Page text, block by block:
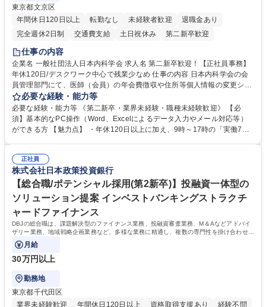
東京都文京区
年間休日120日以上
転勤なし 未経験者歓迎
退職金あり
完全週休2日制
交通費支給 土日祝休み 第二新卒歓迎
仕事の内容
企業名 一般社団法人日本内科学会 求人名 第二新卒歓迎！【正社員事務】
年休120日/デスクワーク中心で残業少なめ 仕事の内容 日本内科学会の会
員管理部門にて、医師（会員）の年会費徴収や住所等個人情報の変更シス
テム入力、電話・FAX対応をお任せします。将来的には、各種委員会の運
営事務局業務などにも幅広く携わっていただきます。 【会員管理・データ
入力業務】 ・医師（会員）の住所変更、個人情報のシステム登録・更新
・年会費の徴収管理や入金データの照合確認 【問い合わせ対応】 ・会員
年休120日/デスクワーク中心で残業少なめ
必要な経験・能力等
必要な経験・能力等 《第二新卒・業界未経験・職種未経験歓迎》 【必
須】基本的なPC操作（Word、Excelによるデータ入力やメール対応等）
ができる方 【魅力点】 ・年休120日以上に加え、9時～17時の「実働7時
整、資料作成、当日の運営サポート 学歴・資格 学歴：大学院 大学 語学
力： 資格：
正社員
株式会社日本政策投資銀行
【総合職/ポテンシャル採用(第2新卒)】投融資一体型の
ソリューション提案 インベストバンキングストラクチ
ャードファイナンス
DBJの総合職は、課題解決型のファイナンス業務、投融資審査業務、M＆Aなどアドバイ
ザリー業務、地域戦略企画業務など、多様な業務に精通し、複数の専門性を掛け合わせて
広く社会に貢献していく職種です。
月給
30万円以上
勤務地
東京都千代田区
業界未経験歓迎
年間休日120日以上 資格取得支援あり
経験不問